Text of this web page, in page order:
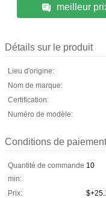
meilleur
Détails sur le produit
Lieu d'origine:
Nom de marque:
Certification:
Numéro de modèle:
Conditions de
Quantité de commande
min:
10
Prix: